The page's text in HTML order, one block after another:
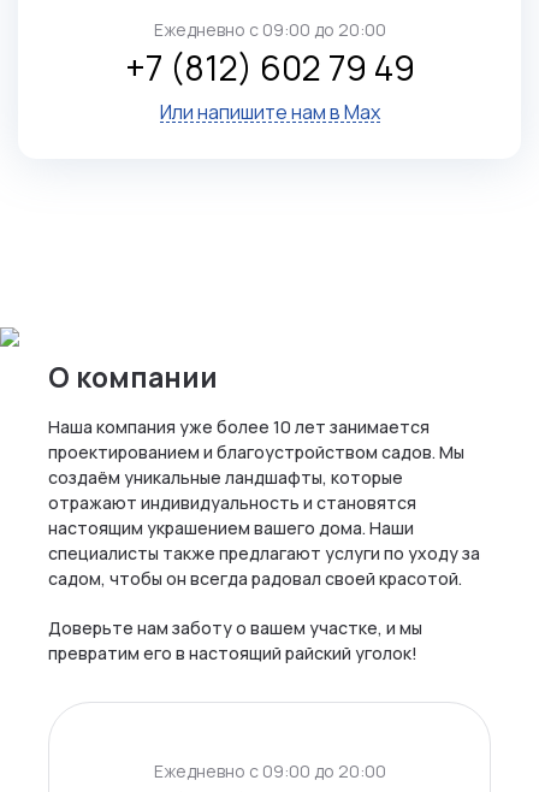
Ежедневно c 09:00 до 20:00
+7 (812) 602 79 49
Или напишите нам в Max
О компании
Наша компания уже более 10 лет занимается
проектированием и благоустройством садов. Мы
создаём уникальные ландшафты, которые
отражают индивидуальность и становятся
настоящим украшением вашего дома. Наши
специалисты также предлагают услуги по уходу за
садом, чтобы он всегда радовал своей красотой.
Доверьте нам заботу о вашем участке, и мы
превратим его в настоящий райский уголок!
Ежедневно c 09:00 до 20:00